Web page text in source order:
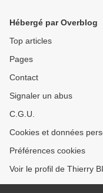
Hébergé par Overblog
Top articles
Pages
Contact
Signaler un abus
C.G.U.
Cookies et données
Préférences cookies
Voir le profil de Thierry